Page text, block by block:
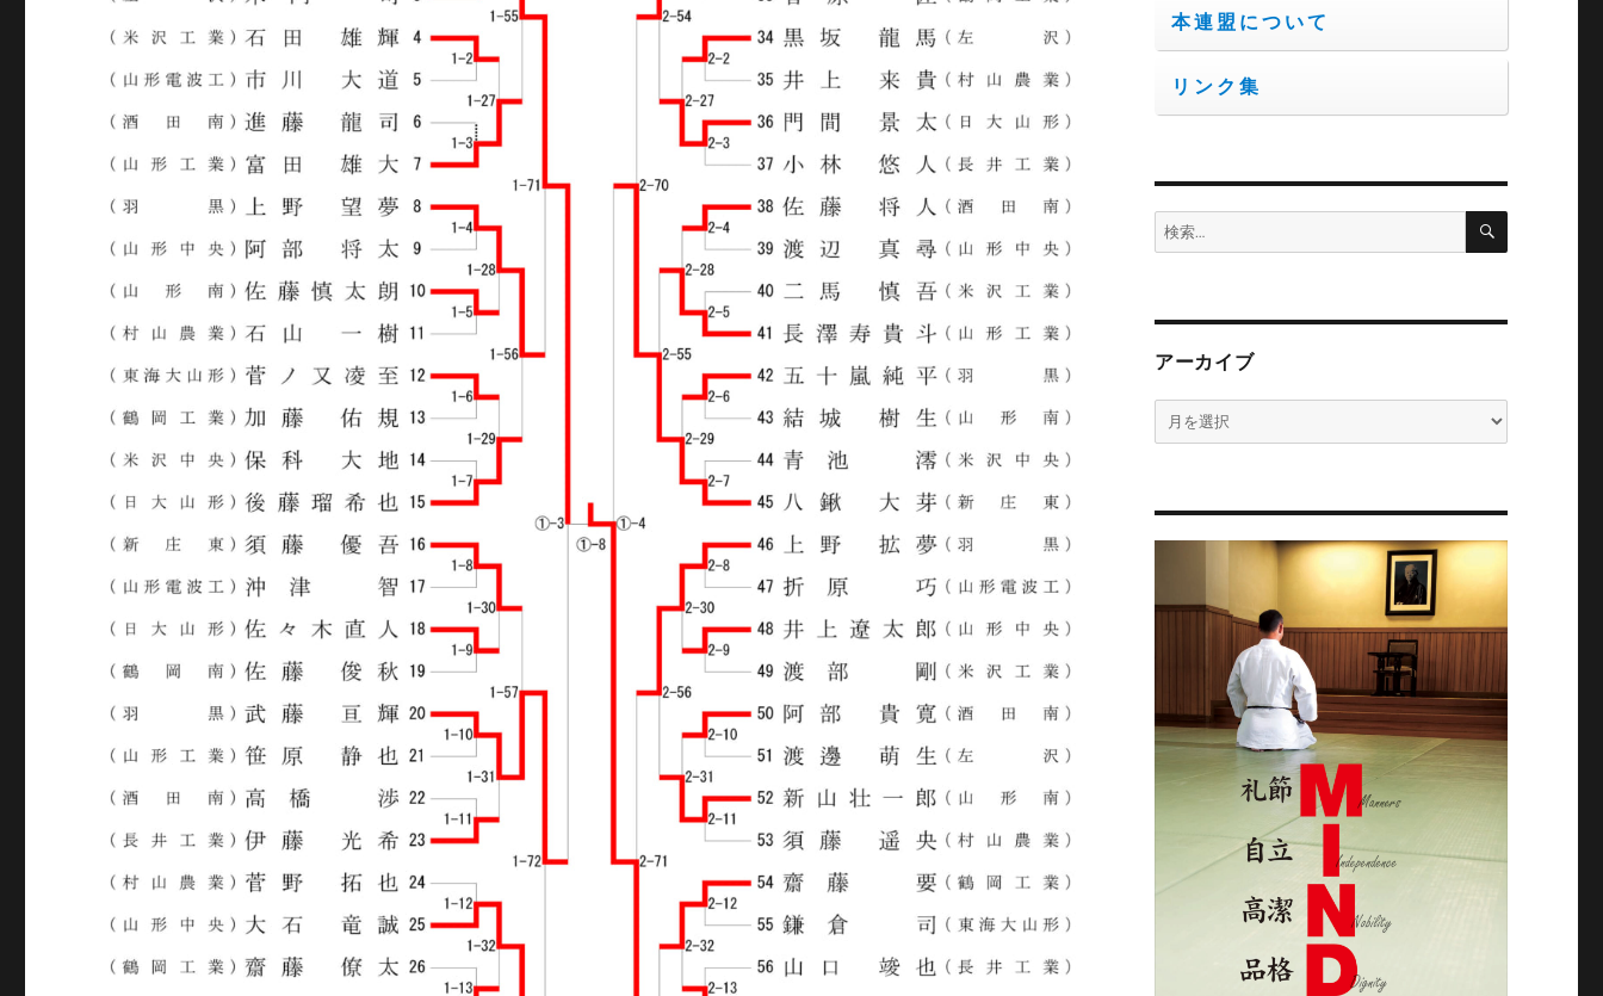
本連盟について
リンク集
検
索:
検
アーカイブ
ブ